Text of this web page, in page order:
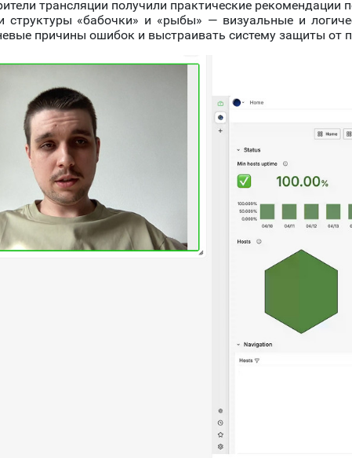
трансляции получили практические
структуры «бабочки» и «рыбы» — визуальные и
причины ошибок и выстраивать систему защиты от